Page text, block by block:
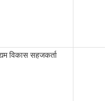
विकास सहजकर्ता